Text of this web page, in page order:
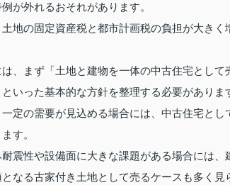
が外れるおそれがあります。
地の固定資産税と都市計画税の負担が大き
、まず「土地と建物を一体の中古住宅とし
いった基本的な方針を整理する必要がありま
定の需要が見込める場合には、中古住宅と
す。
震性や設備面に大きな課題がある場合には
なる古家付き土地として売るケースも多く見